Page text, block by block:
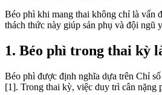
Béo phì khi mang thai không chỉ là vấn
thách thức này giúp sản phụ và đội ngũ
1. Béo phì trong thai kỳ
Béo phì được định nghĩa dựa trên Chỉ
[1]. Trong thai kỳ, việc duy trì cân nặng